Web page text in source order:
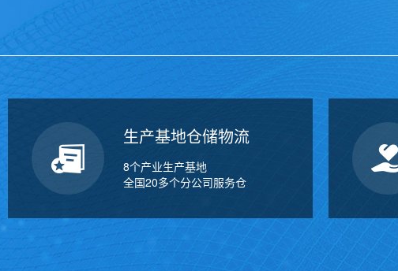
生产基地仓储物流
8个产业生产基地
全国20多个分公司服务仓